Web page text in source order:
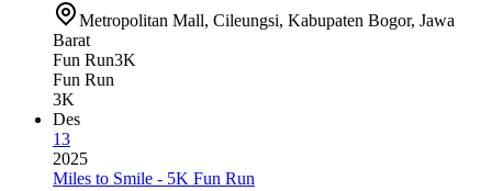
Metropolitan Mall, Cileungsi, Kabupaten Bogor, Jawa
Barat
Fun Run3K
Fun Run
3K
Des
13
2025
Miles to Smile - 5K Fun Run